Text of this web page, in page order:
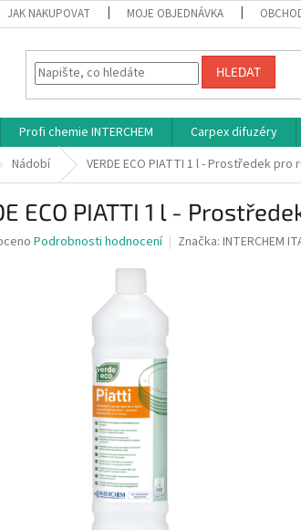
JAK NAKUPOVAT MOJE OBJEDNÁVKA
HLEDAT
Profi chemie INTERCHEM Carpex difuzéry
Nádobí VERDE ECO PIATTI 1 l - Prostředek
ECO PIATTI 1 l -
Podrobnosti hodnocení Značka: INTERCHEM